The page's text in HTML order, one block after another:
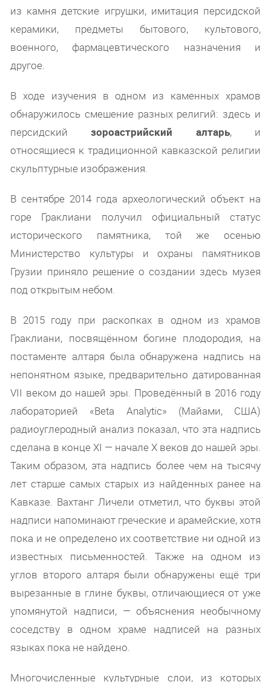
из камня детские игрушки, имитация персидской
керамики, предметы бытового, культового,
военного, фармацевтического назначения и
другое.
В ходе изучения в одном из каменных храмов
обнаружилось смешение разных религий: здесь и
персидскийзороастрийский алтарь, и
относящиеся к традиционной кавказской религии
скульптурные изображения.
В сентябре 2014 года археологический объект на
горе Граклиани получил официальный статус
исторического памятника, той же осенью
Министерство культуры и охраны памятников
Грузии приняло решение о создании здесь музея
под открытым небом.
В 2015 году при раскопках в одном из храмов
Граклиани, посвящённом богине плодородия, на
постаменте алтаря была обнаружена надпись на
непонятном языке, предварительно датированная
VII веком до нашей эры. Проведённый в 2016 году
лабораторией «Beta Analytic» (Майами, США)
радиоуглеродный анализ показал, что эта надпись
сделана в конце XI — начале Х веков до нашей эры.
Таким образом, эта надпись более чем на тысячу
лет старше самых старых из найденных ранее на
Кавказе. Вахтанг Личели отметил, что буквы этой
надписи напоминают греческие и арамейские, хотя
пока и не определено их соответствие ни одной из
известных письменностей. Также на одном из
углов второго алтаря были обнаружены ещё три
вырезанные в глине буквы, отличающиеся от уже
упомянутой надписи, — объяснения необычному
соседству в одном храме надписей на разных
языках пока не найдено.
Многочисленные культурные слои, из которых